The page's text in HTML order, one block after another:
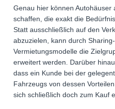
Genau hier können Autohäuser
schaffen, die exakt die
Statt ausschließlich auf den
abzuzielen, kann durch
Vermietungsmodelle die
erweitert werden. Darüber
dass ein Kunde bei der
Fahrzeugs von dessen
sich schließlich doch zum Kauf